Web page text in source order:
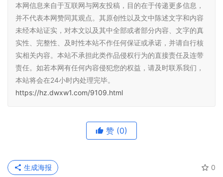
本网信息来自于互联网与网友投稿，目的在于传递更多信息，
并不代表本网赞同其观点。其原创性以及文中陈述文字和内容
未经本站证实，对本文以及其中全部或者部分内容、文字的真
实性、完整性、及时性本站不作任何保证或承诺，并请自行核
实相关内容。本站不承担此类作品侵权行为的直接责任及连带
责任。如若本网有任何内容侵犯您的权益，请及时联系我们，
本站将会在24小时内处理完毕。
https://hz.dwxw1.com/9109.html
赞 (0)
0
生成海报